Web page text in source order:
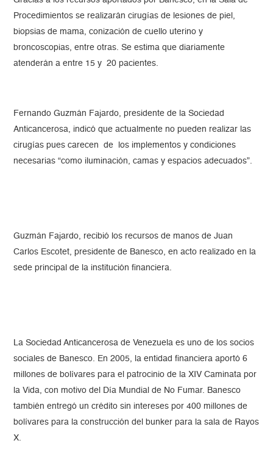
Procedimientos se realizarán cirugías de lesiones de piel,
biopsias de mama, conización de cuello uterino y
broncoscopias, entre otras. Se estima que diariamente
atenderán a entre 15 y 20 pacientes.
Fernando Guzmán Fajardo, presidente de la Sociedad
Anticancerosa, indicó que actualmente no pueden realizar las
cirugías pues carecen de los implementos y condiciones
necesarias “como iluminación, camas y espacios adecuados”.
Guzmán Fajardo, recibió los recursos de manos de Juan
Carlos Escotet, presidente de Banesco, en acto realizado en la
sede principal de la institución financiera.
La Sociedad Anticancerosa de Venezuela es uno de los socios
sociales de Banesco. En 2005, la entidad financiera aportó 6
millones de bolívares para el patrocinio de la XIV Caminata por
la Vida, con motivo del Día Mundial de No Fumar. Banesco
también entregó un crédito sin intereses por 400 millones de
bolívares para la construcción del bunker para la sala de Rayos
X.